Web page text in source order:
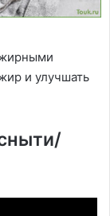
и улучшать